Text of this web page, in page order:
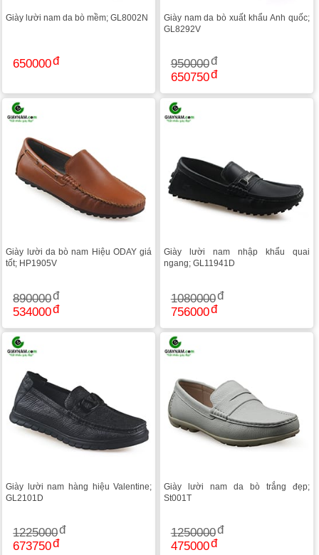
Giày lười nam da bò mềm; GL8002N
650000
Giày nam da bò xuất khẩu Anh quốc;
GL8292V
950000
650750
Giày lười da bò nam Hiệu ODAY giá
tốt; HP1905V
890000
534000
Giày lười nam nhập khẩu quai
ngang; GL11941D
1080000
756000
Giày lười nam hàng hiệu Valentine;
GL2101D
1225000
673750
Giày lười nam da bò trắng đẹp;
St001T
1250000
475000